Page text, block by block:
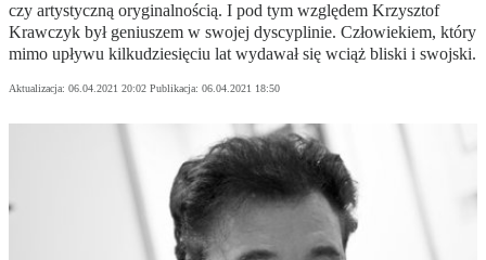
czy artystyczną oryginalnością. I pod tym względem Krzysztof
Krawczyk był geniuszem w swojej dyscyplinie. Człowiekiem, który
mimo upływu kilkudziesięciu lat wydawał się wciąż bliski i swojski.
Aktualizacja: 06.04.2021 20:02 Publikacja: 06.04.2021 18:50